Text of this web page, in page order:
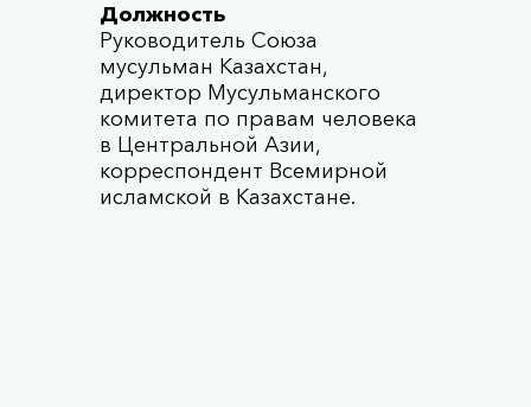
Должность
Руководитель Союза
мусульман Казахстан,
директор Мусульманского
комитета по правам человека
в Центральной Азии,
корреспондент Всемирной
исламской в Казахстане.